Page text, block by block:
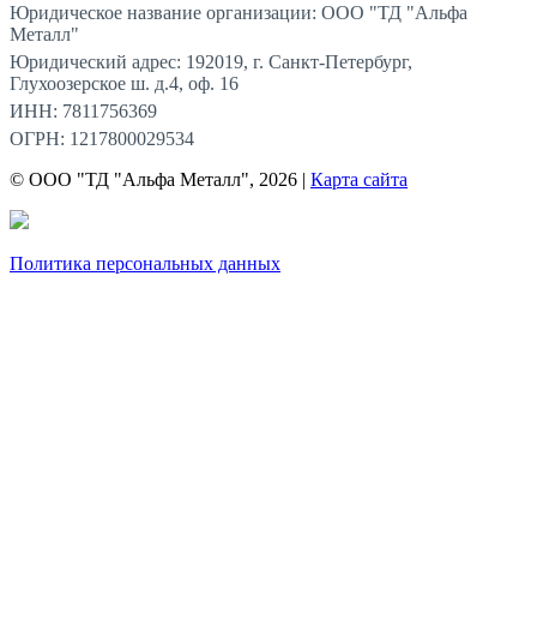
Юридическое название организации: ООО "ТД "Альфа
Металл"
Юридический адрес: 192019, г. Санкт-Петербург,
Глухоозерское ш. д.4, оф. 16
ИНН: 7811756369
ОГРН: 1217800029534
© ООО "ТД "Альфа Металл", 2026 | Карта сайта
Политика персональных данных